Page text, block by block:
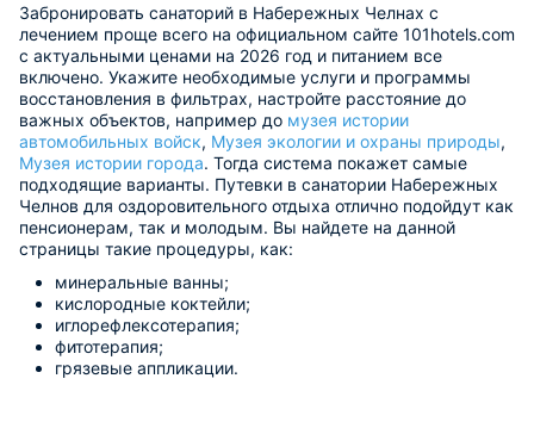
Забронировать санаторий в Набережных Челнах с
лечением проще всего на официальном сайте 101hotels.com
с актуальными ценами на 2026 год и питанием все
включено. Укажите необходимые услуги и программы
восстановления в фильтрах, настройте расстояние до
важных объектов, например до музея истории
автомобильных войск, Музея экологии и охраны природы,
Музея истории города. Тогда система покажет самые
подходящие варианты. Путевки в санатории Набережных
Челнов для оздоровительного отдыха отлично подойдут как
пенсионерам, так и молодым. Вы найдете на данной
страницы такие процедуры, как:
минеральные ванны;
кислородные коктейли;
иглорефлексотерапия;
фитотерапия;
грязевые аппликации.